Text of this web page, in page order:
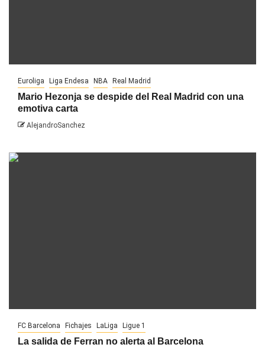
Euroliga Liga Endesa NBA Real Madrid
Mario Hezonja se despide del Real Madrid con una
emotiva carta
AlejandroSanchez
FC Barcelona Fichajes LaLiga Ligue 1
La salida de Ferran no alerta al Barcelona